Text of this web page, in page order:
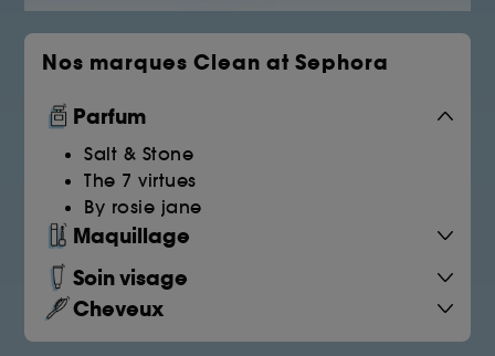
Nos marques Clean at Sephora
Parfum
Salt & Stone
The 7 virtues
By rosie jane
Maquillage
Soin visage
Cheveux